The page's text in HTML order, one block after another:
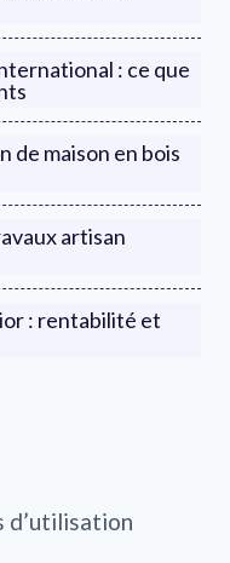
: ce que
de maison en bois
artisan
: rentabilité et
d’utilisation